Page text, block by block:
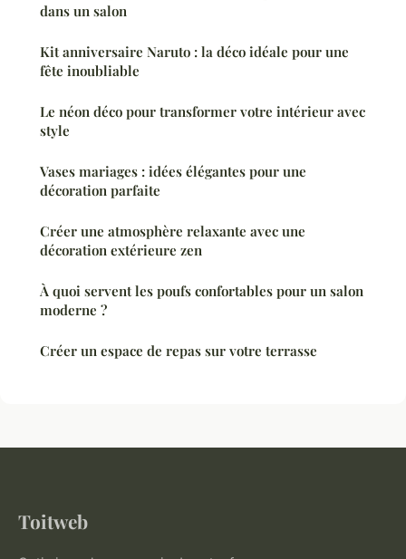
dans un salon
Kit anniversaire Naruto : la déco idéale pour une
fête inoubliable
Le néon déco pour transformer votre intérieur avec
style
Vases mariages : idées élégantes pour une
décoration parfaite
Créer une atmosphère relaxante avec une
décoration extérieure zen
À quoi servent les poufs confortables pour un salon
moderne ?
Créer un espace de repas sur votre terrasse
Toitweb